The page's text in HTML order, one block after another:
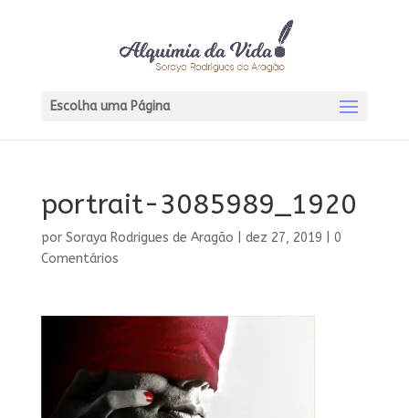
Escolha uma Página
portrait-3085989_1920
por Soraya Rodrigues de Aragão dez 27, 2019
0
Comentários